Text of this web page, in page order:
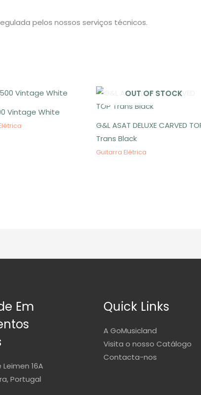
pelos nossos serviços técnicos.
Vintage White
OUT OF STOCK
G&L ASAT DELUXE CARVED
Trans Black
Guitarra Elétrica
Em
16A
Portugal
Quick Links
A GoMusicland
Visita o nosso Catálogo
Contacta-nos